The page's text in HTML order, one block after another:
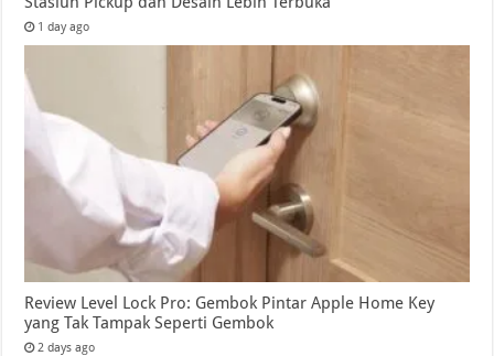
1 day ago
Review Level Lock Pro: Gembok Pintar Apple Home Key
yang Tak Tampak Seperti Gembok
2 days ago